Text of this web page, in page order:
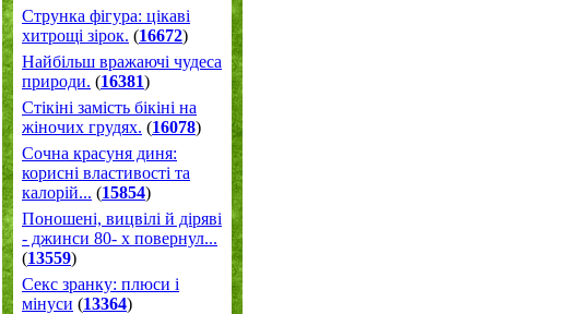
Струнка фігура: цікаві
хитрощі зірок. (16672)
Найбільш вражаючі чудеса
природи. (16381)
Стікіні замість бікіні на
жіночих грудях. (16078)
Сочна красуня диня:
корисні властивості та
калорій... (15854)
Поношені, вицвілі й діряві
- джинси 80- х повернул...
(13559)
Секс зранку: плюси і
мінуси (13364)